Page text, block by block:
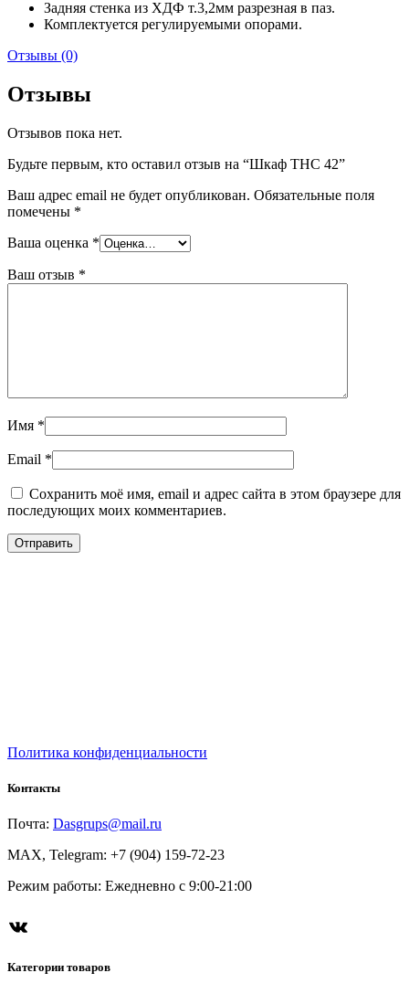
Задняя стенка из ХДФ т.3,2мм разрезная в паз.
Комплектуется регулируемыми опорами.
Отзывы (0)
Отзывы
Отзывов пока нет.
Будьте первым, кто оставил отзыв на “Шкаф THC 42”
Ваш адрес email не будет опубликован. Обязательные поля
помечены *
Ваша оценка *
Ваш отзыв *
Имя *
Email *
Сохранить моё имя, email и адрес сайта в этом браузере для
последующих моих комментариев.
Политика конфиденциальности
Контакты
Почта: Dasgrups@mail.ru
MAX, Telegram: +7 (904) 159-72-23
Режим работы: Ежедневно с 9:00-21:00
Категории товаров